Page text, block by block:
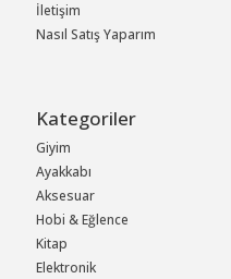
İletişim
Nasıl Satış Yaparım
Kategoriler
Giyim
Ayakkabı
Aksesuar
Hobi & Eğlence
Kitap
Elektronik